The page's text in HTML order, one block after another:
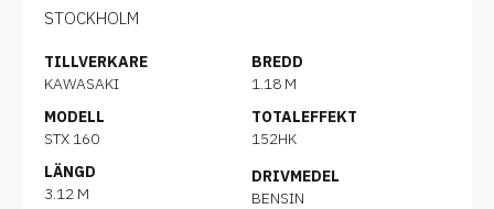
STOCKHOLM
TILLVERKARE
KAWASAKI
MODELL
STX 160
LÄNGD
3.12 M
BREDD
1.18 M
TOTALEFFEKT
152HK
DRIVMEDEL
BENSIN